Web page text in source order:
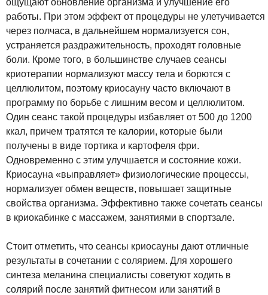
работы. При этом эффект от процедуры не улетучивается
через полчаса, в дальнейшем нормализуется сон,
устраняется раздражительность, проходят головные
боли. Кроме того, в большинстве случаев сеансы
криотерапии нормализуют массу тела и борются с
целлюлитом, поэтому криосауну часто включают в
программу по борьбе с лишним весом и целлюлитом.
Один сеанс такой процедуры избавляет от 500 до 1200
ккал, причем тратятся те калории, которые были
получены в виде тортика и картофеля фри.
Одновременно с этим улучшается и состояние кожи.
Криосауна «выправляет» физиологические процессы,
нормализует обмен веществ, повышает защитные
свойства организма. Эффективно также сочетать сеансы
в криокабинке с массажем, занятиями в спортзале.
Стоит отметить, что сеансы криосауны дают отличные
результаты в сочетании с солярием. Для хорошего
синтеза меланина специалисты советуют ходить в
солярий после занятий фитнесом или занятий в